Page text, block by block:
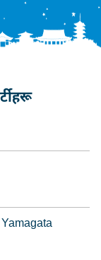
Yamagata